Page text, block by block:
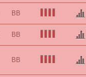
BB
BB
BB